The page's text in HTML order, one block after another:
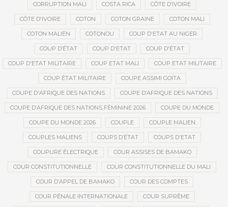
CORRUPTION MALI COSTA RICA CÔTE D’IVOIRE
CÔTE D'IVOIRE COTON COTON GRAINE COTON MALI
COTON MALIEN COTONOU COUP D'ETAT AU NIGER
COUP D’ÉTAT COUP D'ETAT COUP D'ÉTAT
COUP D'ETAT MILITAIRE COUP ETAT MALI COUP ETAT MILITAIRE
COUP ÉTAT MILITAIRE COUPE ASSIMI GOÏTA
COUPE D'AFRIQUE DES NATIONS COUPE D’AFRIQUE DES NATIONS
COUPE D’AFRIQUE DES NATIONS FÉMININE 2026 COUPE DU MONDE
COUPE DU MONDE 2026 COUPLE COUPLE MALIEN
COUPLES MALIENS COUPS D’ÉTAT COUPS D'ETAT
COUPURE ÉLECTRIQUE COUR ASSISES DE BAMAKO
COUR CONSTITUTIONNELLE COUR CONSTITUTIONNELLE DU MALI
COUR D’APPEL DE BAMAKO COUR DES COMPTES
COUR PÉNALE INTERNATIONALE COUR SUPRÊME